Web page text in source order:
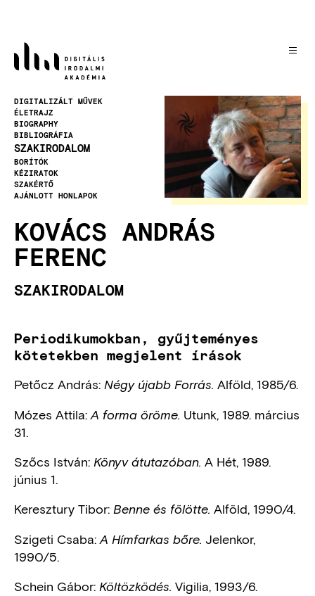
DIGITALIZÁLT MŰVEK
ÉLETRAJZ
BIOGRAPHY
BIBLIOGRÁFIA
SZAKIRODALOM
BORÍTÓK
KÉZIRATOK
SZAKÉRTŐ
AJÁNLOTT HONLAPOK
KOVÁCS ANDRÁS
FERENC
SZAKIRODALOM
Periodikumokban, gyűjteményes
kötetekben megjelent írások
Petőcz András: Négy újabb Forrás. Alföld, 1985/6.
Mózes Attila: A forma öröme. Utunk, 1989. március
31.
Szőcs István: Könyv átutazóban. A Hét, 1989.
június 1.
Keresztury Tibor: Benne és fölötte. Alföld, 1990/4.
Szigeti Csaba: A Hímfarkas bőre. Jelenkor,
1990/5.
Schein Gábor: Költözködés. Vigilia, 1993/6.